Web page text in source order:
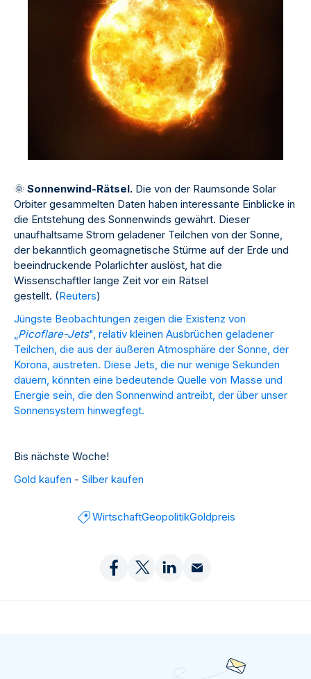
🌞 Sonnenwind-Rätsel. Die von der Raumsonde Solar
Orbiter gesammelten Daten haben interessante Einblicke in
die Entstehung des Sonnenwinds gewährt. Dieser
unaufhaltsame Strom geladener Teilchen von der Sonne,
der bekanntlich geomagnetische Stürme auf der Erde und
beeindruckende Polarlichter auslöst, hat die
Wissenschaftler lange Zeit vor ein Rätsel
gestellt. (Reuters)
Jüngste Beobachtungen zeigen die Existenz von
„Picoflare-Jets", relativ kleinen Ausbrüchen geladener
Teilchen, die aus der äußeren Atmosphäre der Sonne, der
Korona, austreten. Diese Jets, die nur wenige Sekunden
dauern, könnten eine bedeutende Quelle von Masse und
Energie sein, die den Sonnenwind antreibt, der über unser
Sonnensystem hinwegfegt.
Bis nächste Woche!
Gold kaufen - Silber kaufen
WirtschaftGeopolitikGoldpreis